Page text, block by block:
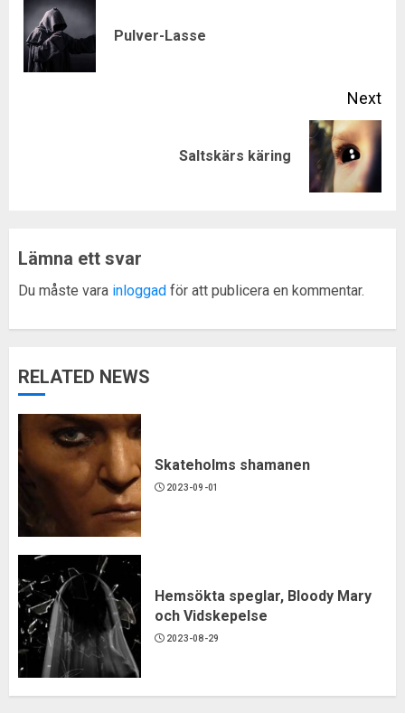
Reading
Pulver-Lasse
Next
Saltskärs käring
Lämna ett svar
Du måste vara inloggad för att publicera en kommentar.
RELATED NEWS
Skateholms shamanen
2023-09-01
Hemsökta speglar, Bloody Mary
och Vidskepelse
2023-08-29